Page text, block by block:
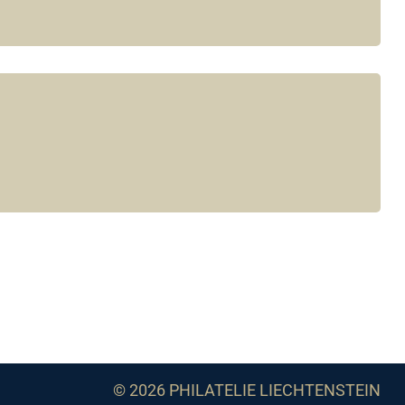
© 2026 PHILATELIE LIECHTENSTEIN